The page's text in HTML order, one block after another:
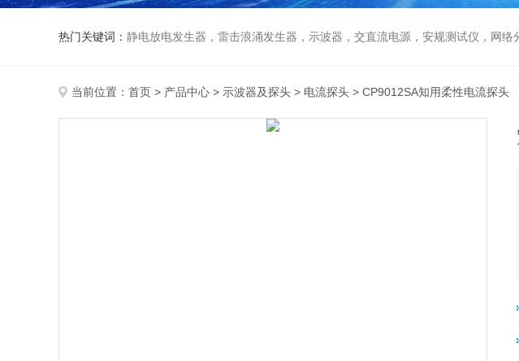
热门关键词： 静电放电发生器，雷击浪涌发生器，示波器，交直流电源，安规测试仪，网络分析仪，
当前位置： 首页 > 产品中心 > 示波器及探头 > 电流探头 > CP9012SA知用柔性电流探头